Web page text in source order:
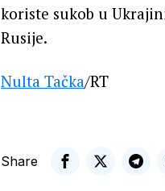
koriste sukob u
Rusije.
Nulta Tačka/RT
Share